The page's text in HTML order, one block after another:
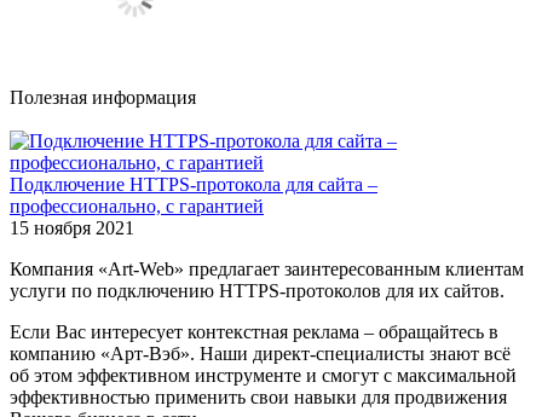
Полезная информация
Подключение HTTPS-протокола для сайта –
профессионально, с гарантией
15 ноября 2021
Компания «Art-Web» предлагает заинтересованным клиентам
услуги по подключению HTTPS-протоколов для их сайтов.
Если Вас интересует контекстная реклама – обращайтесь в
компанию «Арт-Вэб». Наши директ-специалисты знают всё
об этом эффективном инструменте и смогут с максимальной
эффективностью применить свои навыки для продвижения